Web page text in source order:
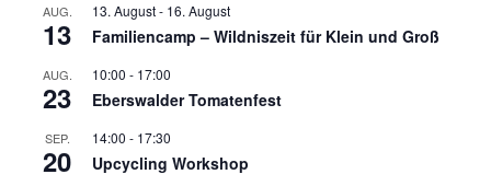
AUG.
13
13. August- 16. August
Familiencamp – Wildniszeit für Klein und Groß
AUG.
23
10:00 - 17:00
Eberswalder Tomatenfest
SEP.
20
14:00 - 17:30
Upcycling Workshop